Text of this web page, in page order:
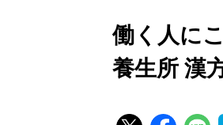
働く人に
養生所 漢